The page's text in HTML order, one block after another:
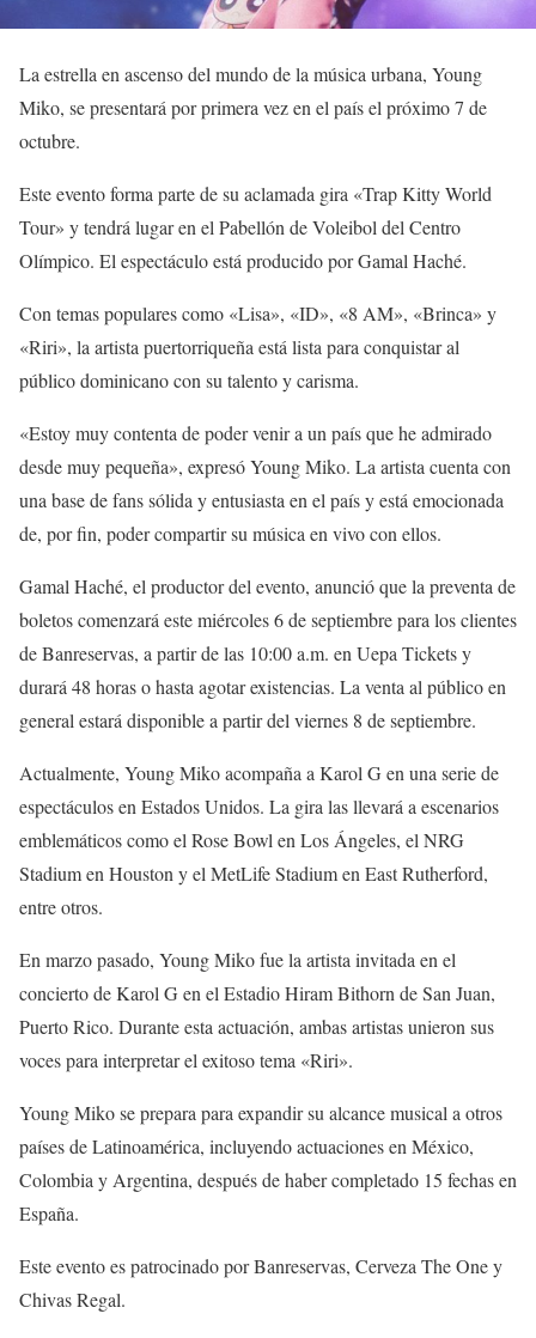
La estrella en ascenso del mundo de la música urbana, Young
Miko, se presentará por primera vez en el país el próximo 7 de
octubre.
Este evento forma parte de su aclamada gira «Trap Kitty World
Tour» y tendrá lugar en el Pabellón de Voleibol del Centro
Olímpico. El espectáculo está producido por Gamal Haché.
Con temas populares como «Lisa», «ID», «8 AM», «Brinca» y
«Riri», la artista puertorriqueña está lista para conquistar al
público dominicano con su talento y carisma.
«Estoy muy contenta de poder venir a un país que he admirado
desde muy pequeña», expresó Young Miko. La artista cuenta con
una base de fans sólida y entusiasta en el país y está emocionada
de, por fin, poder compartir su música en vivo con ellos.
Gamal Haché, el productor del evento, anunció que la preventa de
boletos comenzará este miércoles 6 de septiembre para los clientes
de Banreservas, a partir de las 10:00 a.m. en Uepa Tickets y
durará 48 horas o hasta agotar existencias. La venta al público en
general estará disponible a partir del viernes 8 de septiembre.
Actualmente, Young Miko acompaña a Karol G en una serie de
espectáculos en Estados Unidos. La gira las llevará a escenarios
emblemáticos como el Rose Bowl en Los Ángeles, el NRG
Stadium en Houston y el MetLife Stadium en East Rutherford,
entre otros.
En marzo pasado, Young Miko fue la artista invitada en el
concierto de Karol G en el Estadio Hiram Bithorn de San Juan,
Puerto Rico. Durante esta actuación, ambas artistas unieron sus
voces para interpretar el exitoso tema «Riri».
Young Miko se prepara para expandir su alcance musical a otros
países de Latinoamérica, incluyendo actuaciones en México,
Colombia y Argentina, después de haber completado 15 fechas en
España.
Este evento es patrocinado por Banreservas, Cerveza The One y
Chivas Regal.